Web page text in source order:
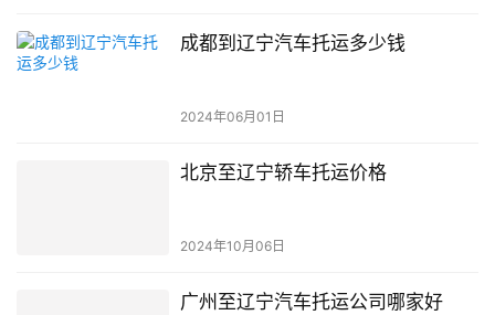
成都到辽宁汽车托运多少钱
2024年06月01日
北京至辽宁轿车托运价格
2024年10月06日
广州至辽宁汽车托运公司哪家好